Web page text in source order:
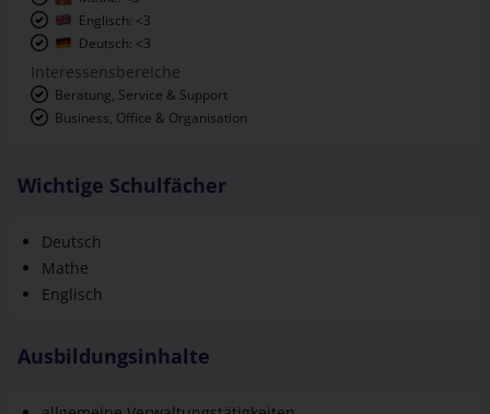
Deutsch: <3
Interessensbereiche
Business, Office & Organisation
Deutsch
Englisch
allgemeine Verwaltungstätigkeiten